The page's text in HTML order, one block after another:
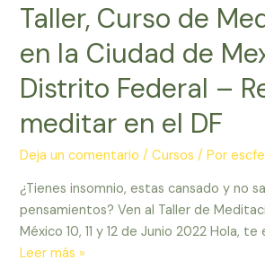
Taller, Curso de
en la Ciudad de
Distrito Federal –
meditar en el DF
Deja un comentario /Cursos / Por
¿Tienes insomnio, estas cansado y no
pensamientos? Ven al Taller de
México 10, 11 y 12 de Junio 2022 Hola,
Taller,
Leer más »